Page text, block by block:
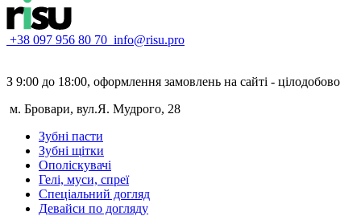
+38 097 956 80 70 info@risu.pro
З 9:00 до 18:00, оформлення замовлень на сайті - цілодобово
м. Бровари, вул.Я. Мудрого, 28
Зубні пасти
Зубні щітки
Ополіскувачі
Гелі, муси, спреї
Спеціальний догляд
Девайси по догляду